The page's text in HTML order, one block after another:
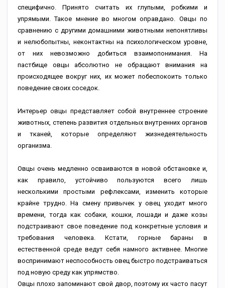
специфично. Принято считать их глупыми, робкими и
упрямыми. Такое мнение во многом оправдано. Овцы по
сравнению с другими домашними животными непонятливы
и нелюбопытны, неконтактны на психологическом уровне,
от них невозможно добиться взаимопонимания. На
пастбище овцы абсолютно не обращают внимания на
происходящее вокруг них, их может побеспокоить только
поведение своих соседок.
Интерьер овцы представляет собой внутреннее строение
животных, степень развития отдельных внутренних органов
и тканей, которые определяют жизнедеятельность
организма.
Овцы очень медленно осваиваются в новой обстановке и,
как правило, устойчиво пользуются всего лишь
несколькими простыми рефлексами, изменить которые
крайне трудно. На смену привычек у овец уходит много
времени, тогда как собаки, кошки, лошади и даже козы
подстраивают свое поведение под конкретные условия и
требования человека. Кстати, горные бараны в
естественной среде ведут себя намного активнее. Многие
воспринимают неспособность овец быстро подстраиваться
под новую среду как упрямство.
Овцы плохо запоминают свой двор, поэтому их часто пасут